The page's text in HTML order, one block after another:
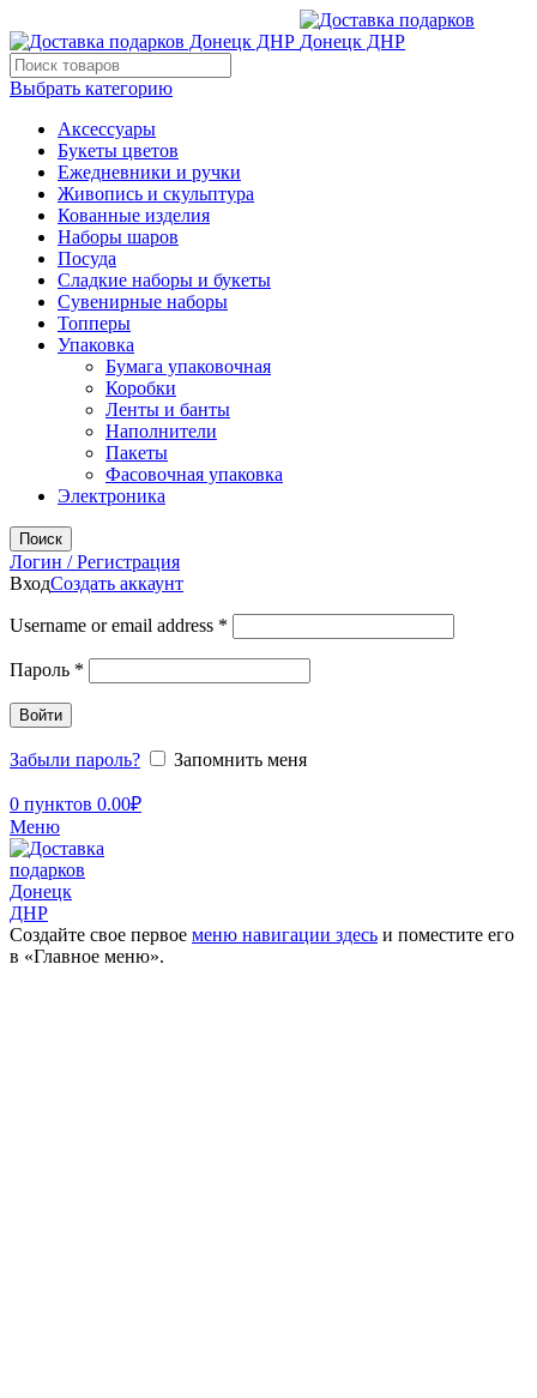
Выбрать категорию
Аксессуары
Букеты цветов
Ежедневники и ручки
Живопись и скульптура
Кованные изделия
Наборы шаров
Посуда
Сладкие наборы и букеты
Сувенирные наборы
Топперы
Упаковка
Бумага упаковочная
Коробки
Ленты и банты
Наполнители
Пакеты
Фасовочная упаковка
Электроника
Поиск
Логин / Регистрация
ВходСоздать аккаунт
Username or email address *
Пароль *
Войти
Забыли пароль? Запомнить меня
0 пунктов 0.00₽
Меню
Создайте свое первое меню навигации здесь и поместите его
в «Главное меню».